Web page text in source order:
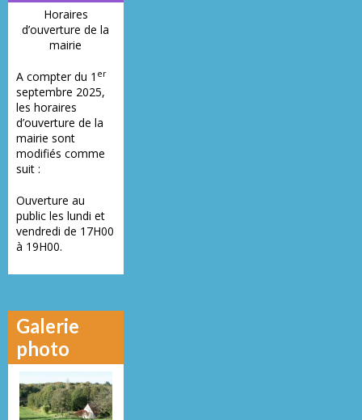
Horaires
d’ouverture de la
mairie
A compter du 1 er
septembre 2025,
les horaires
d’ouverture de la
mairie sont
modifiés comme
suit :
Ouverture au
public les lundi et
vendredi de 17H00
à 19H00.
Galerie
photo